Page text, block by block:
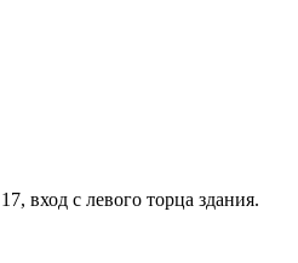
вход с левого торца здания.